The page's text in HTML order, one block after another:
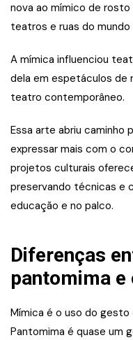
nova ao mímico de rosto
teatros e ruas do
A mímica influenciou
dela em espetáculos de
teatro contemporâneo.
Essa arte abriu caminho
expressar mais com o
projetos culturais
preservando técnicas e
educação e no palco.
Diferenças
pantomima
Mímica é o uso do
Pantomima é quase um